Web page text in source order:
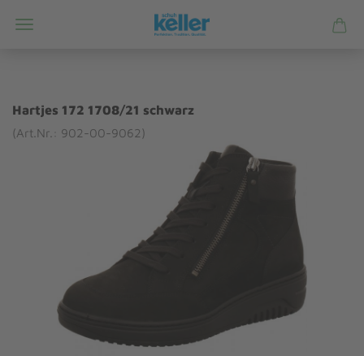
Hartjes 172 1708/21 schwarz
(Art.Nr.: 902-00-9062)